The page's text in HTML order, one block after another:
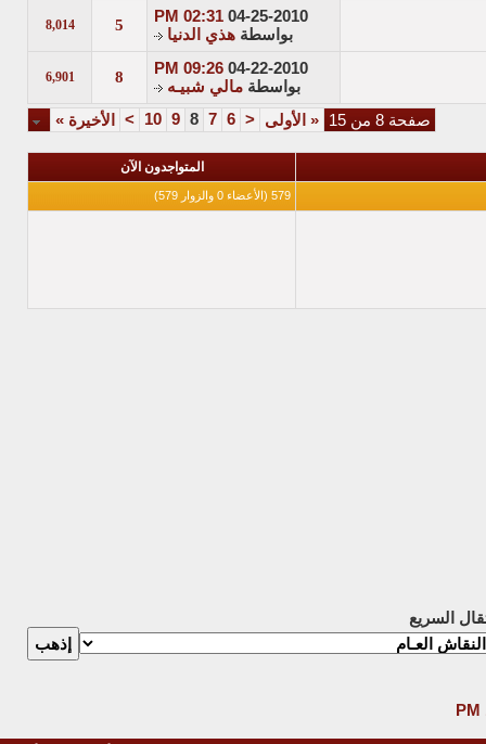
04-25-2010
02:31 PM
بواسطة هذي الدنيا
5
8,014
04-22-2010
09:26 PM
بواسطة مالي شبيـه
8
6,901
صفحة 8 من 15 « الأولى <
6
7
8
9
10
> الأخيرة »
المتواجدون الآن
579 (الأعضاء 0 والزوار 579)
السريع